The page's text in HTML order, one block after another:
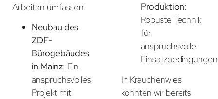
Arbeiten umfassen:
Neubau des
ZDF-
Bürogebäudes
in Mainz: Ein
anspruchsvolles
Projekt mit
Produktion:
Robuste Technik
für
anspruchsvolle
In Krauchenwies
konnten wir bereits